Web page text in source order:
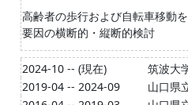
高齢者の歩行および自転車移動
要因の横断的・縦断的検討
2024-10 -- (現在)
筑波大
2019-04 -- 2024-09
山口県